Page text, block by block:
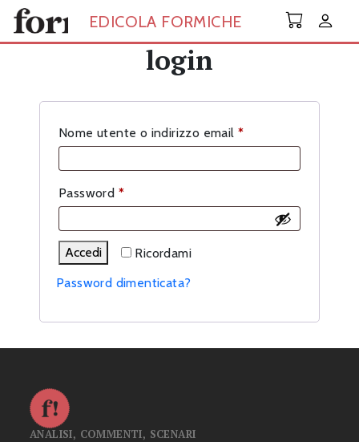
Skip to main content
EDICOLA FORMICHE
login
Nome utente o indirizzo email *Richiesto
Password *Richiesto
Ricordami
Accedi
Password dimenticata?
ANALISI, COMMENTI, SCENARI